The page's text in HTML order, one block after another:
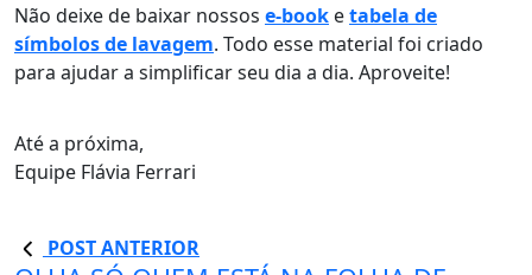
Não deixe de baixar nossos e-book etabela de
símbolos de lavagem. Todo esse material foi criado
para ajudar a simplificar seu dia a dia. Aproveite!
Até a próxima,
Equipe Flávia Ferrari
POST ANTERIOR